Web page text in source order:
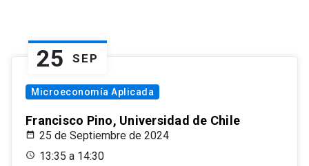
25 SEP
Microeconomía Aplicada
Francisco Pino, Universidad de Chile
25 de Septiembre de 2024
13:35 a 14:30